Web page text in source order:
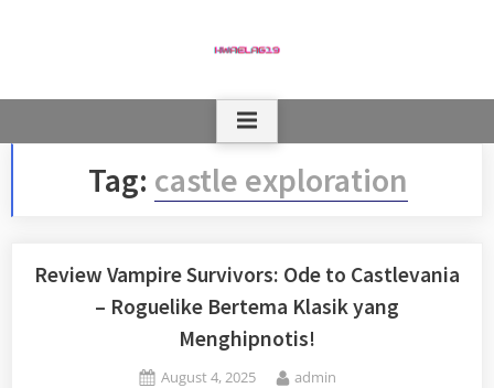
Tag: castle exploration
Review Vampire Survivors: Ode to Castlevania
– Roguelike Bertema Klasik yang
Menghipnotis!
Posted
August 4, 2025 By
admin